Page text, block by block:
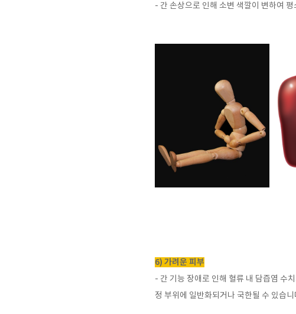
- 간 손상으로 인해 소변 색깔이 변하여
6) 가려운 피부
- 간 기능 장애로 인해 혈류 내 담즙염 수
정 부위에 일반화되거나 국한될 수 있습니